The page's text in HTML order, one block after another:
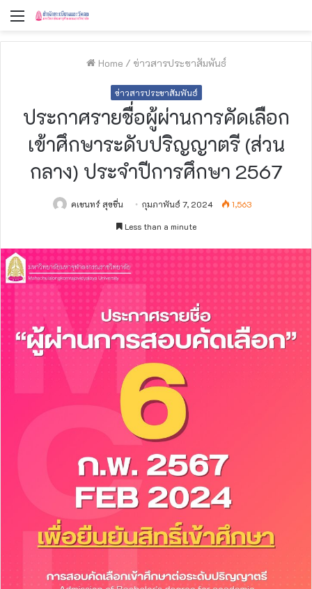
Menu
Home / ข่าวสารประชาสัมพันธ์
ข่าวสารประชาสัมพันธ์
ประกาศรายชื่อผู้ผ่านการคัดเลือก
เข้าศึกษาระดับปริญญาตรี (ส่วน
กลาง) ประจำปีการศึกษา 2567
คเชนทร์ สุขชื่น กุมภาพันธ์ 7, 2024
1,563
Less than a minute